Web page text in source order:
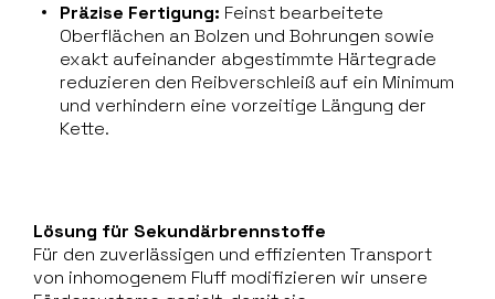
Präzise Fertigung: Feinst bearbeitete
Oberflächen an Bolzen und Bohrungen sowie
exakt aufeinander abgestimmte Härtegrade
reduzieren den Reibverschleiß auf ein Minimum
und verhindern eine vorzeitige Längung der
Kette.
Lösung für Sekundärbrennstoffe
Für den zuverlässigen und effizienten Transport
von inhomogenem Fluff modifizieren wir unsere